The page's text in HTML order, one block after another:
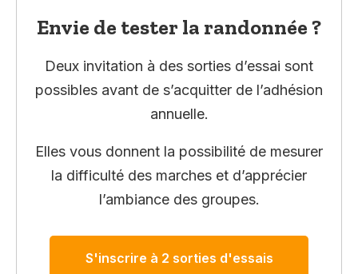
Envie de tester la randonnée ?
Deux invitation à des sorties d’essai sont
possibles avant de s’acquitter de l’adhésion
annuelle.
Elles vous donnent la possibilité de mesurer
la difficulté des marches et d’apprécier
l’ambiance des groupes.
S'inscrire à 2 sorties d'essais